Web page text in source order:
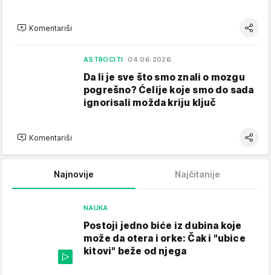
Komentariši
ASTROCITI 04.06.2026.
Da li je sve što smo znali o mozgu
pogrešno? Ćelije koje smo do sada
ignorisali možda kriju ključ
Komentariši
Najnovije Najčitanije
NAUKA
Postoji jedno biće iz dubina koje
može da otera i orke: Čak i "ubice
kitovi" beže od njega